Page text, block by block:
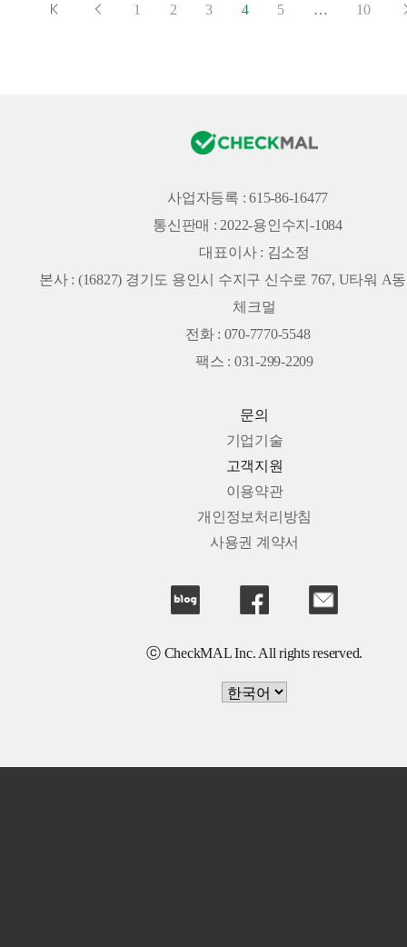
1 2 3 4 5 … 10
사업자등록 : 615-86-16477
통신판매 : 2022-용인수지-1084
대표이사 : 김소정
본사 : (16827) 경기도 용인시 수지구 신수로 767, U타워 A
체크멀
전화 : 070-7770-5548
팩스 : 031-299-2209
문의
기업기술
고객지원
이용약관
개인정보처리방침
사용권 계약서
ⓒ CheckMAL Inc. All rights reserved.